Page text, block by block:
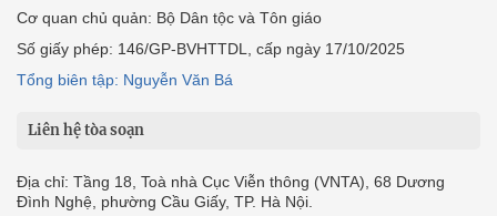
Cơ quan chủ quản: Bộ Dân tộc và Tôn giáo
Số giấy phép: 146/GP-BVHTTDL, cấp ngày 17/10/2025
Tổng biên tập: Nguyễn Văn Bá
Liên hệ tòa soạn
Địa chỉ: Tầng 18, Toà nhà Cục Viễn thông (VNTA), 68 Dương
Đình Nghệ, phường Cầu Giấy, TP. Hà Nội.